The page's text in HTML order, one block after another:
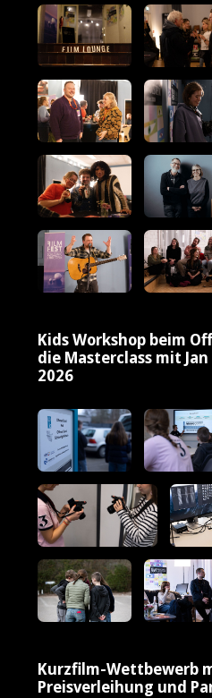
Kids Workshop beim
die Masterclass mit
2026
Kurzfilm-Wettbewerb
Preisverleihung und